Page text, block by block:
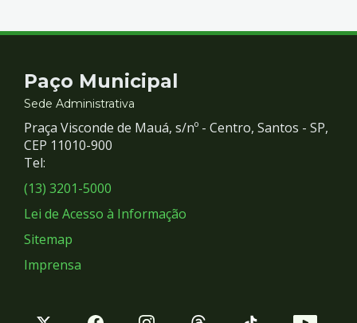
Contato
e
Redes
Sociais
Paço Municipal
Sede Administrativa
Praça Visconde de Mauá, s/nº - Centro, Santos - SP,
CEP 11010-900
Tel:
(13) 3201-5000
Lei de Acesso à Informação
Sitemap
Imprensa